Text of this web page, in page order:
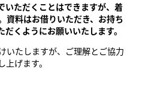
いただくことはできますが、着
資料はお借りいただき、お持ち
くようにお願いいたします。
いたしますが、ご理解とご協力
げます。